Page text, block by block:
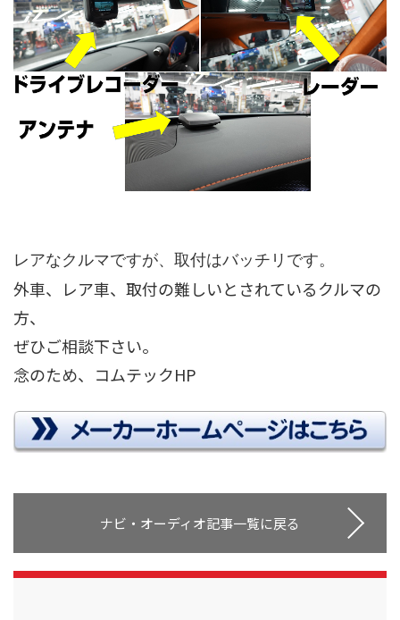
レアなクルマですが、取付はバッチリです。
外車、レア車、取付の難しいとされているクルマの
方、
ぜひご相談下さい。
念のため、コムテックHP
ナビ・オーディオ記事一覧に戻る